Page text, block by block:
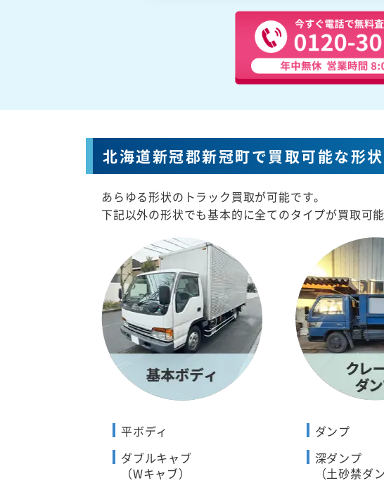
北海道新冠郡新冠町で買取可能な形
あらゆる形状のトラック買取が可能です。
下記以外の形状でも基本的に全てのタイプが買取可
平ボディ
ダブルキャブ
（Wキャブ）
ダンプ
深ダンプ
（土砂禁ダ